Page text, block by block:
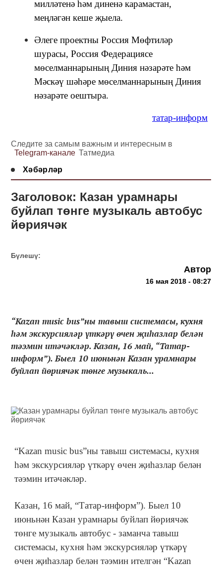
милләтенә һәм диненә карамастан,
меңләгән кеше җыела.
Әлеге проектны Россия Мөфтиләр
шурасы, Россия Федерациясе
мөселманнарының Диния нәзарәте һәм
Мәскәү шәһәре мөселманнарының Диния
нәзарәте оештыра.
татар-информ
Следите за самым важным и интересным в
Telegram-канале Татмедиа
Хәбәрләр
Заголовок: Казан урамнары
буйлап төнге музыкаль автобус
йөриячәк
Бүлешү:
Автор
16 мая 2018 - 08:27
“Kazan music bus”ны тавыш системасы, кухня
һәм экскурсияләр үткәрү өчен җиһазлар белән
тәэмин итәчәкләр. Казан, 16 май, “Татар-
информ”). Быел 10 июньнән Казан урамнары
буйлап йөриячәк төнге музыкаль...
“Kazan music bus”ны тавыш системасы, кухня
һәм экскурсияләр үткәрү өчен җиһазлар белән
тәэмин итәчәкләр.
Казан, 16 май, “Татар-информ”). Быел 10
июньнән Казан урамнары буйлап йөриячәк
төнге музыкаль автобус - заманча тавыш
системасы, кухня һәм экскурсияләр үткәрү
өчен җиһазлар белән тәэмин ителгән “Kazan